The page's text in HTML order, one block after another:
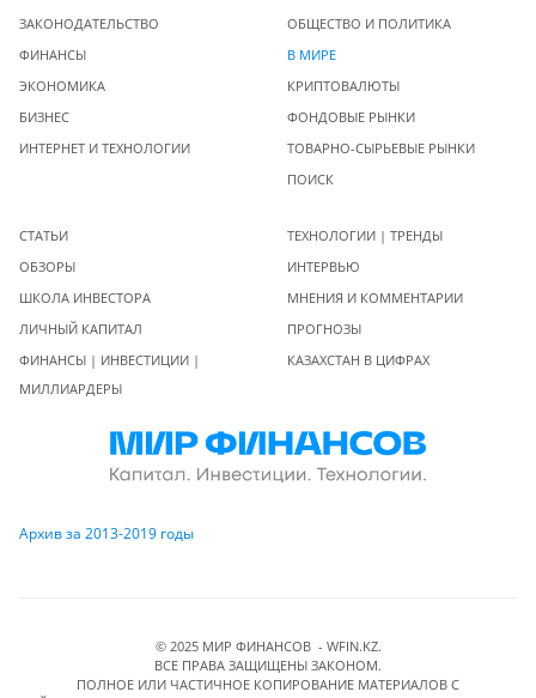
ЗАКОНОДАТЕЛЬСТВО
ФИНАНСЫ
ЭКОНОМИКА
БИЗНЕС
ИНТЕРНЕТ И ТЕХНОЛОГИИ
ОБЩЕСТВО И ПОЛИТИКА
В МИРЕ
КРИПТОВАЛЮТЫ
ФОНДОВЫЕ РЫНКИ
ТОВАРНО-СЫРЬЕВЫЕ РЫНКИ
ПОИСК
СТАТЬИ
ОБЗОРЫ
ШКОЛА ИНВЕСТОРА
ЛИЧНЫЙ КАПИТАЛ
ФИНАНСЫ | ИНВЕСТИЦИИ |
МИЛЛИАРДЕРЫ
ТЕХНОЛОГИИ | ТРЕНДЫ
ИНТЕРВЬЮ
МНЕНИЯ И КОММЕНТАРИИ
ПРОГНОЗЫ
КАЗАХСТАН В ЦИФРАХ
Архив за 2013-2019 годы
© 2025 МИР ФИНАНСОВ - WFIN.KZ.
ВСЕ ПРАВА ЗАЩИЩЕНЫ ЗАКОНОМ.
ПОЛНОЕ ИЛИ ЧАСТИЧНОЕ КОПИРОВАНИЕ МАТЕРИАЛОВ C